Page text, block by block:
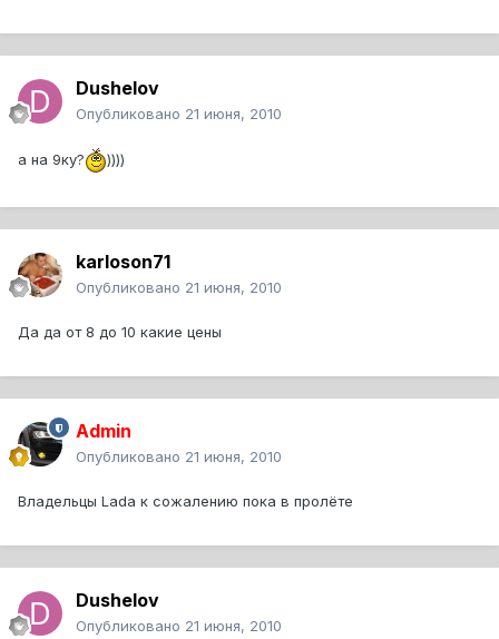
Dushelov
Опубликовано 21 июня, 2010
а на 9ку? ))))
karloson71
Опубликовано 21 июня, 2010
Да да от 8 до 10 какие цены
Admin
Опубликовано 21 июня, 2010
Владельцы Lada к сожалению пока в пролёте
Dushelov
Опубликовано 21 июня, 2010